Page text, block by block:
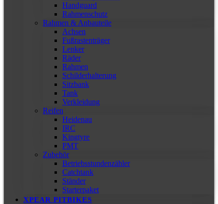
Handguard
Rahmenschutz
Rahmen & Anbauteile
Achsen
Fußrastenträger
Lenker
Räder
Rahmen
Schilderhalterung
Sitzbank
Tank
Verkleidung
Reifen
Heidenau
IRC
Kingtyre
PMT
Zubehör
Betriebsstundenzähler
Catchtank
Ständer
Starterpaket
XPEAR PITBIKES